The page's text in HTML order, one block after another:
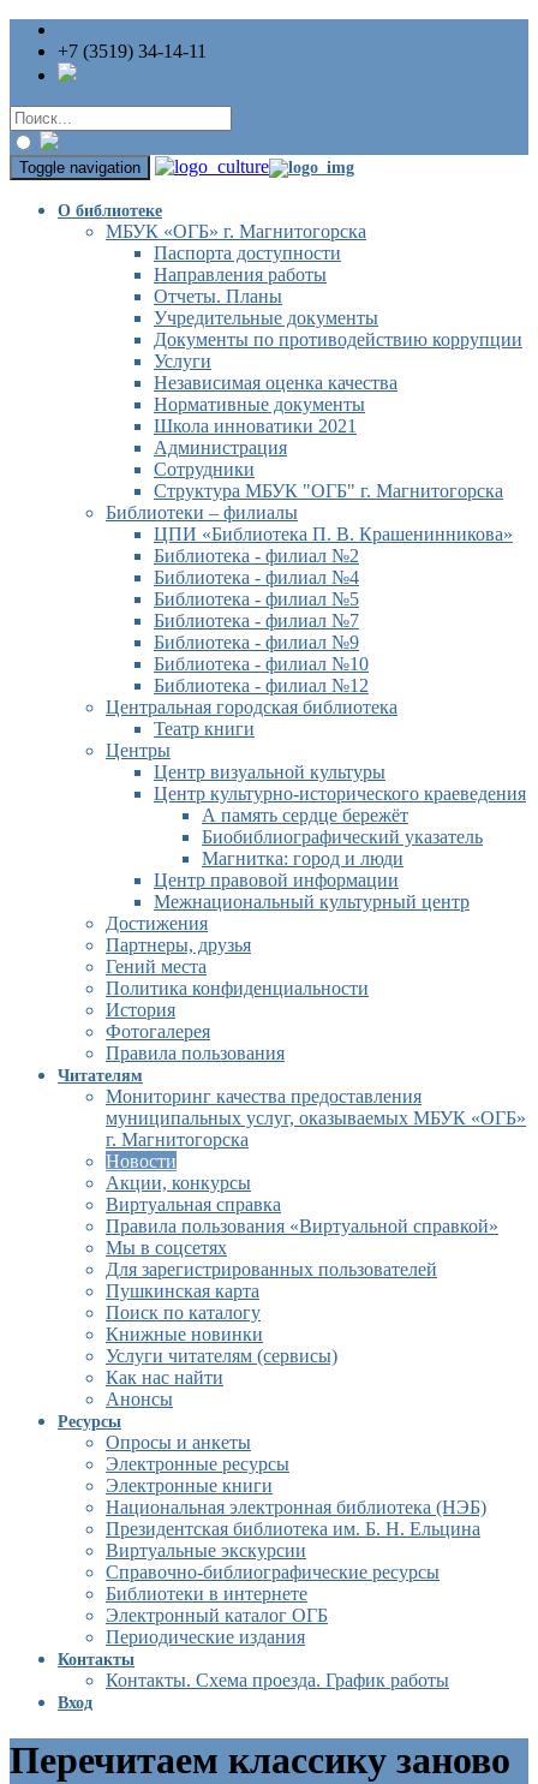
+7 (3519) 34-14-11
Toggle navigation
О библиотеке
МБУК «ОГБ» г. Магнитогорска
Паспорта доступности
Направления работы
Отчеты. Планы
Учредительные документы
Документы по противодействию коррупции
Услуги
Независимая оценка качества
Нормативные документы
Школа инноватики 2021
Администрация
Сотрудники
Структура МБУК "ОГБ" г. Магнитогорска
Библиотеки – филиалы
ЦПИ «Библиотека П. В. Крашенинникова»
Библиотека - филиал №2
Библиотека - филиал №4
Библиотека - филиал №5
Библиотека - филиал №7
Библиотека - филиал №9
Библиотека - филиал №10
Библиотека - филиал №12
Центральная городская библиотека
Театр книги
Центры
Центр визуальной культуры
Центр культурно-исторического краеведения
А память сердце бережёт
Биобиблиографический указатель
Магнитка: город и люди
Центр правовой информации
Межнациональный культурный центр
Достижения
Партнеры, друзья
Гений места
Политика конфиденциальности
История
Фотогалерея
Правила пользования
Читателям
Мониторинг качества предоставления
муниципальных услуг, оказываемых МБУК «ОГБ»
г. Магнитогорска
Новости
Акции, конкурсы
Виртуальная справка
Правила пользования «Виртуальной справкой»
Мы в соцсетях
Для зарегистрированных пользователей
Пушкинская карта
Поиск по каталогу
Книжные новинки
Услуги читателям (сервисы)
Как нас найти
Анонсы
Ресурсы
Опросы и анкеты
Электронные ресурсы
Электронные книги
Национальная электронная библиотека (НЭБ)
Президентская библиотека им. Б. Н. Ельцина
Виртуальные экскурсии
Справочно-библиографические ресурсы
Библиотеки в интернете
Электронный каталог ОГБ
Периодические издания
Контакты
Контакты. Схема проезда. График работы
Вход
Перечитаем классику заново